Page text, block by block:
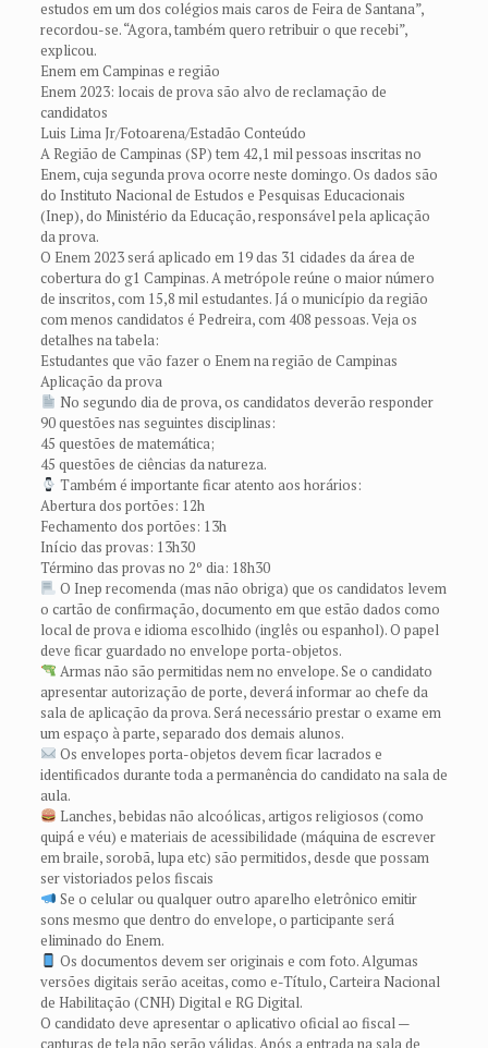
estudos em um dos colégios mais caros de Feira de Santana”,
recordou-se. “Agora, também quero retribuir o que recebi”,
explicou.
Enem em Campinas e região
Enem 2023: locais de prova são alvo de reclamação de
candidatos
Luis Lima Jr/Fotoarena/Estadão Conteúdo
A Região de Campinas (SP) tem 42,1 mil pessoas inscritas no
Enem, cuja segunda prova ocorre neste domingo. Os dados são
do Instituto Nacional de Estudos e Pesquisas Educacionais
(Inep), do Ministério da Educação, responsável pela aplicação
da prova.
O Enem 2023 será aplicado em 19 das 31 cidades da área de
cobertura do g1 Campinas. A metrópole reúne o maior número
de inscritos, com 15,8 mil estudantes. Já o município da região
com menos candidatos é Pedreira, com 408 pessoas. Veja os
detalhes na tabela:
Estudantes que vão fazer o Enem na região de Campinas
Aplicação da prova
No segundo dia de prova, os candidatos deverão responder
90 questões nas seguintes disciplinas:
45 questões de matemática;
45 questões de ciências da natureza.
Também é importante ficar atento aos horários:
Abertura dos portões: 12h
Fechamento dos portões: 13h
Início das provas: 13h30
Término das provas no 2º dia: 18h30
O Inep recomenda (mas não obriga) que os candidatos levem
o cartão de confirmação, documento em que estão dados como
local de prova e idioma escolhido (inglês ou espanhol). O papel
deve ficar guardado no envelope porta-objetos.
Armas não são permitidas nem no envelope. Se o candidato
apresentar autorização de porte, deverá informar ao chefe da
sala de aplicação da prova. Será necessário prestar o exame em
um espaço à parte, separado dos demais alunos.
Os envelopes porta-objetos devem ficar lacrados e
identificados durante toda a permanência do candidato na sala de
aula.
Lanches, bebidas não alcoólicas, artigos religiosos (como
quipá e véu) e materiais de acessibilidade (máquina de escrever
em braile, sorobã, lupa etc) são permitidos, desde que possam
ser vistoriados pelos fiscais
Se o celular ou qualquer outro aparelho eletrônico emitir
sons mesmo que dentro do envelope, o participante será
eliminado do Enem.
Os documentos devem ser originais e com foto. Algumas
versões digitais serão aceitas, como e-Título, Carteira Nacional
de Habilitação (CNH) Digital e RG Digital.
O candidato deve apresentar o aplicativo oficial ao fiscal —
capturas de tela não serão válidas. Após a entrada na sala de